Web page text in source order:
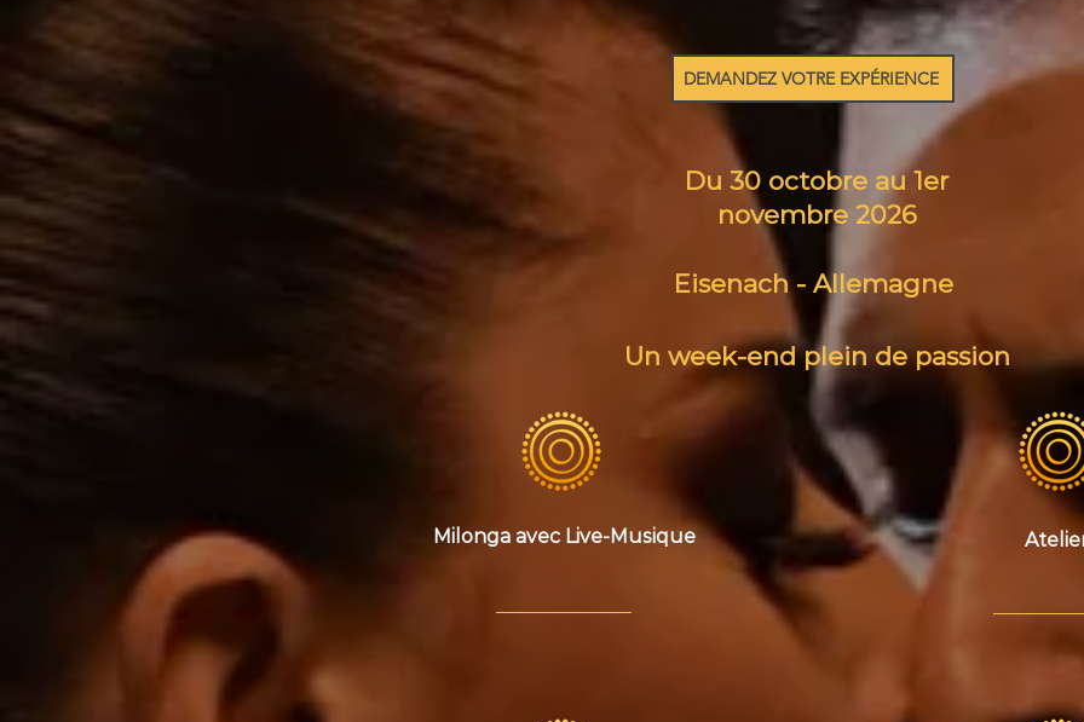
DEMANDEZ VOTRE EXPÉRIENCE
Du 30 octobre au 1er
novembre 2026
Eisenach - Allemagne
Un week-end plein de passion
Milonga avec Live-Musique